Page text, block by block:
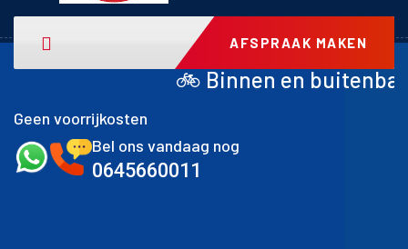
AFSPRAAK MAKEN
🚲 Binnen en buitenband achter
Geen voorrijkosten
Bel ons vandaag nog
0645660011